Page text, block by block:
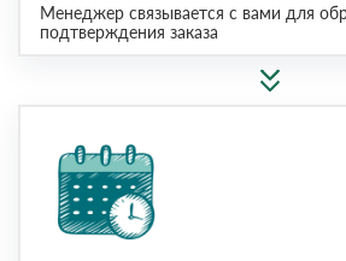
Менеджер связывается с вами для
подтверждения заказа